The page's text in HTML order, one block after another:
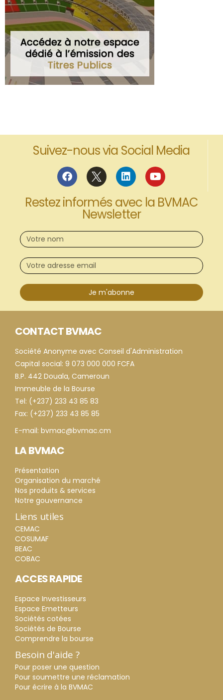
Suivez-nous via Social Media
Restez informés avec la BVMAC
Newsletter
Je m'abonne
CONTACT BVMAC
Société Anonyme avec Conseil d'Administration
Capital social: 9 073 000 000 FCFA
B.P. 442 Douala, Cameroun
Immeuble de la Bourse
Tel: (+237) 233 43 85 83
Fax: (+237) 233 43 85 85
E-mail: bvmac@bvmac.cm
LA BVMAC
Présentation
Organisation du marché
Nos produits & services
Notre gouvernance
Liens utiles
CEMAC
COSUMAF
BEAC
COBAC
ACCES RAPIDE
Espace Investisseurs
Espace Emetteurs
Sociétés cotées
Sociétés de Bourse
Comprendre la bourse
Besoin d'aide ?
Pour poser une question
Pour soumettre une réclamation
Pour écrire à la BVMAC